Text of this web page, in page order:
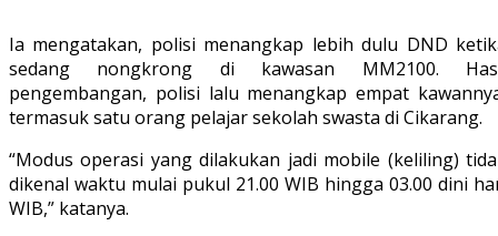
Ia mengatakan, polisi menangkap lebih dulu DND
sedang nongkrong di kawasan MM2100.
pengembangan, polisi lalu menangkap empat
termasuk satu orang pelajar sekolah swasta di Cikarang.
“Modus operasi yang dilakukan jadi mobile (keliling)
dikenal waktu mulai pukul 21.00 WIB hingga 03.00 dini
WIB,” katanya.